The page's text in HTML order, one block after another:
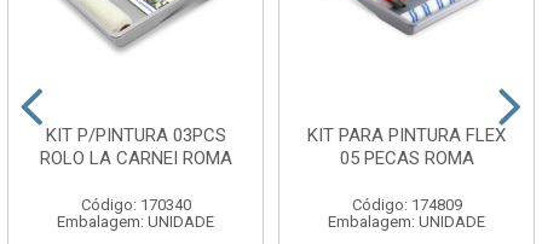
KIT P/PINTURA 03PCS
ROLO LA CARNEI ROMA
Código: 170340
Embalagem: UNIDADE
KIT PARA PINTURA FLEX
05 PECAS ROMA
Código: 174809
Embalagem: UNIDADE